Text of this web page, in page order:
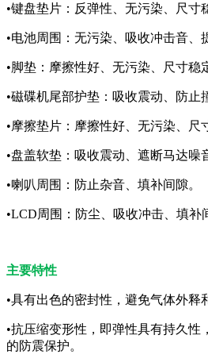
•键盘垫片：反弹性、无污染、尺寸
•电池周围：无污染、吸收冲击音、
•脚垫：摩擦性好、无污染、尺寸稳
•磁碟机尾部护垫：吸收震动、防止
•摩擦垫片：摩擦性好、无污染、尺
•盘盖软垫：吸收震动、遮断马达噪
•喇叭周围：防止杂音、填补间隙。
•LCD周围：防尘、吸收冲击、填补
主要特性
•具有出色的密封性，避免气体外释
•抗压缩变形性，即弹性具有持久性
的防震保护。